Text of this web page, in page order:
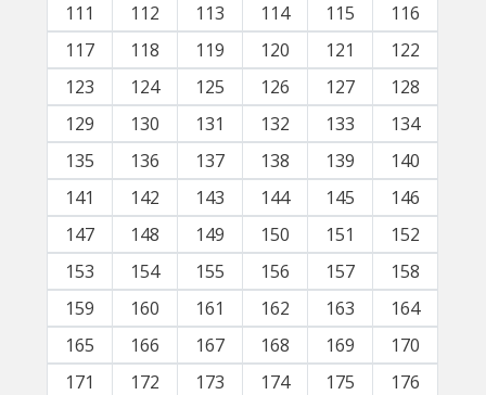
111
112 113 114 115
116
117
118 119 120 121
122
123
124 125 126 127
128
129
130 131 132 133
134
135
136 137 138 139
140
141
142 143 144 145
146
147
148 149 150 151
152
153
154 155 156 157
158
159
160 161 162 163
164
165
166 167 168 169
170
171
172 173 174 175
176